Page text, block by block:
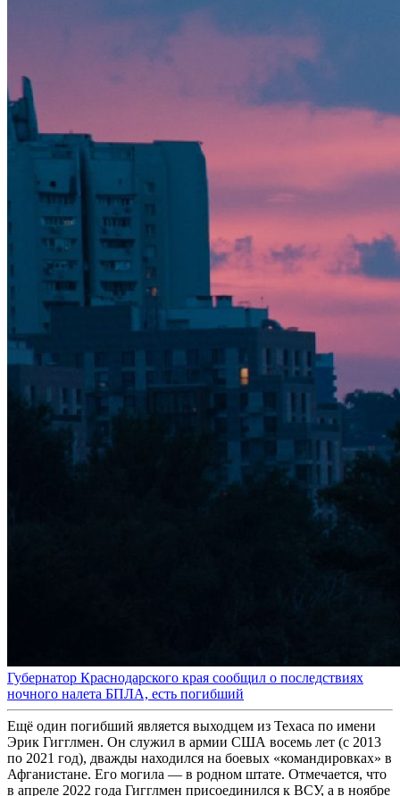
Губернатор Краснодарского края сообщил о последствиях
ночного налета БПЛА, есть погибший
Ещё один погибший является выходцем из Техаса по имени
Эрик Гигглмен. Он служил в армии США восемь лет (с 2013
по 2021 год), дважды находился на боевых «командировках» в
Афганистане. Его могила — в родном штате. Отмечается, что
в апреле 2022 года Гигглмен присоединился к ВСУ, а в ноябре